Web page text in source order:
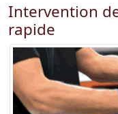
Intervention
rapide